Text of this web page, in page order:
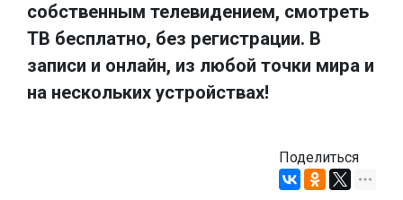
собственным телевидением, смотреть
ТВ бесплатно, без регистрации. В
записи и онлайн, из любой точки мира и
на нескольких устройствах!
Поделиться